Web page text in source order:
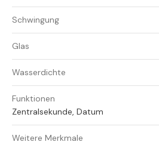
Schwingung
Glas
Wasserdichte
Funktionen
Zentralsekunde, Datum
Weitere Merkmale